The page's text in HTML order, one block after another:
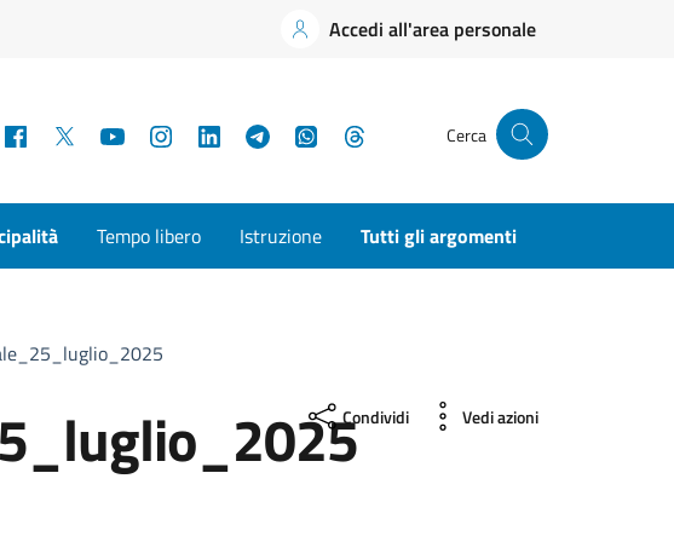
Accedi all'area personale
Facebook YouTubeInstagramLinkedInTelegramWhatsApp Cerca
Tempo libero Istruzione Tutti gli argomenti
Condividi Vedi azioni